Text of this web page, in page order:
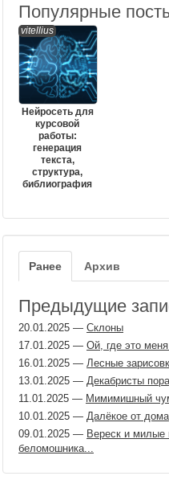
Популярные
vitellius
Нейросеть для
курсовой
работы:
генерация
текста,
структура,
библиография
Ранее Архив
Предыдущие
20.01.2025 — Склоны
17.01.2025 — Ой, где это
16.01.2025 — Лесные
13.01.2025 — Декабристы
11.01.2025 — Мимимишный
10.01.2025 — Далёкое от
09.01.2025 — Вереск и милые
беломошника...